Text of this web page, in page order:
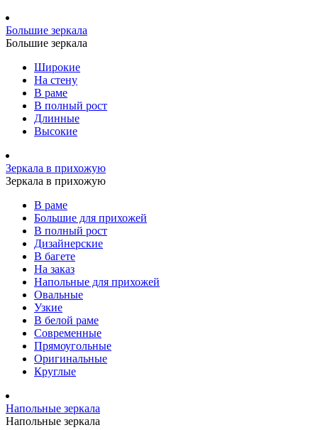
Большие зеркала
Большие зеркала
Широкие
На стену
В раме
В полный рост
Длинные
Высокие
Зеркала в прихожую
Зеркала в прихожую
В раме
Большие для прихожей
В полный рост
Дизайнерские
В багете
На заказ
Напольные для прихожей
Овальные
Узкие
В белой раме
Современные
Прямоугольные
Оригинальные
Круглые
Напольные зеркала
Напольные зеркала